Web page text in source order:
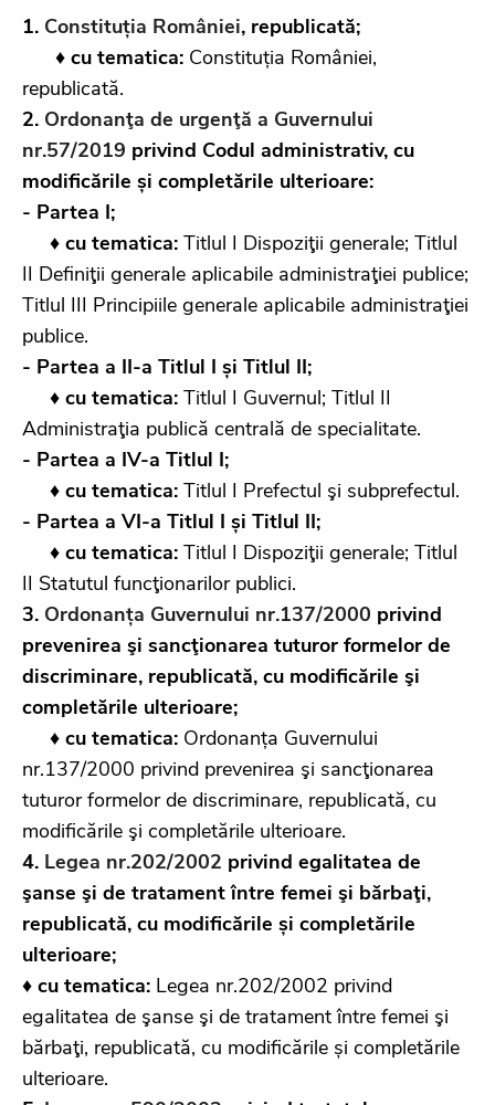
1. Constituția României, republicată;
♦ cu tematica: Constituția României,
republicată.
2. Ordonanţa de urgenţă a Guvernului
nr.57/2019 privind Codul administrativ, cu
modificările și completările ulterioare:
- Partea I;
♦ cu tematica: Titlul I Dispoziţii generale; Titlul
II Definiţii generale aplicabile administraţiei publice;
Titlul III Principiile generale aplicabile administraţiei
publice.
- Partea a II-a Titlul I și Titlul II;
♦ cu tematica: Titlul I Guvernul; Titlul II
Administraţia publică centrală de specialitate.
- Partea a IV-a Titlul I;
♦ cu tematica: Titlul I Prefectul şi subprefectul.
- Partea a VI-a Titlul I și Titlul II;
♦ cu tematica: Titlul I Dispoziţii generale; Titlul
II Statutul funcţionarilor publici.
3. Ordonanța Guvernului nr.137/2000 privind
prevenirea şi sancţionarea tuturor formelor de
discriminare, republicată, cu modificările şi
completările ulterioare;
♦ cu tematica: Ordonanța Guvernului
nr.137/2000 privind prevenirea şi sancţionarea
tuturor formelor de discriminare, republicată, cu
modificările şi completările ulterioare.
4. Legea nr.202/2002 privind egalitatea de
şanse şi de tratament între femei şi bărbaţi,
republicată, cu modificările și completările
ulterioare;
♦ cu tematica: Legea nr.202/2002 privind
egalitatea de şanse şi de tratament între femei şi
bărbaţi, republicată, cu modificările și completările
ulterioare.